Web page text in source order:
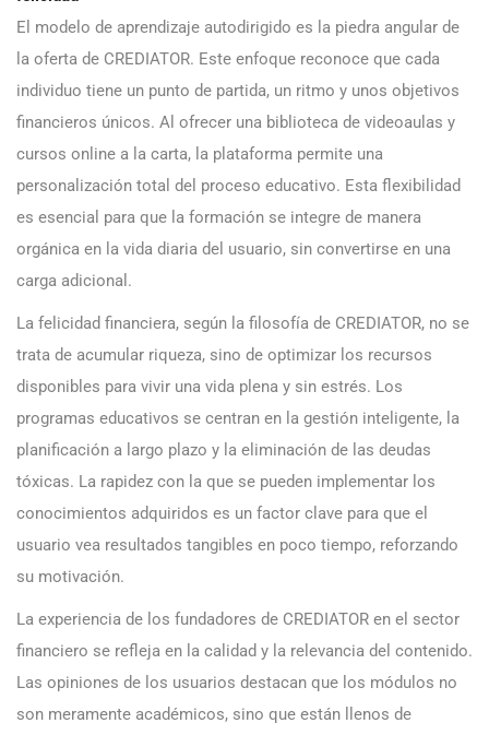
El modelo de aprendizaje autodirigido es la piedra angular de
la oferta de CREDIATOR. Este enfoque reconoce que cada
individuo tiene un punto de partida, un ritmo y unos objetivos
financieros únicos. Al ofrecer una biblioteca de videoaulas y
cursos online a la carta, la plataforma permite una
personalización total del proceso educativo. Esta flexibilidad
es esencial para que la formación se integre de manera
orgánica en la vida diaria del usuario, sin convertirse en una
carga adicional.
La felicidad financiera, según la filosofía de CREDIATOR, no se
trata de acumular riqueza, sino de optimizar los recursos
disponibles para vivir una vida plena y sin estrés. Los
programas educativos se centran en la gestión inteligente, la
planificación a largo plazo y la eliminación de las deudas
tóxicas. La rapidez con la que se pueden implementar los
conocimientos adquiridos es un factor clave para que el
usuario vea resultados tangibles en poco tiempo, reforzando
su motivación.
La experiencia de los fundadores de CREDIATOR en el sector
financiero se refleja en la calidad y la relevancia del contenido.
Las opiniones de los usuarios destacan que los módulos no
son meramente académicos, sino que están llenos de